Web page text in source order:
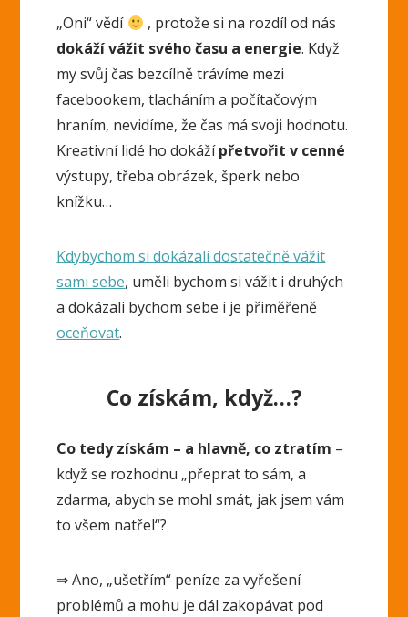
„Oni“ vědí
, protože si na rozdíl od nás
dokáží vážit svého času a energie. Když
my svůj čas bezcílně trávíme mezi
facebookem, tlacháním a počítačovým
hraním, nevidíme, že čas má svoji hodnotu.
Kreativní lidé ho dokážípřetvořit v cenné
výstupy, třeba obrázek, šperk nebo
knížku…
Kdybychom si dokázali dostatečně vážit
sami sebe, uměli bychom si vážit i druhých
a dokázali bychom sebe i je přiměřeně
oceňovat.
Co získám, když…?
Co tedy získám – a hlavně, co ztratím –
když se rozhodnu „přeprat to sám, a
zdarma, abych se mohl smát, jak jsem vám
to všem natřel“?
⇒ Ano, „ušetřím“ peníze za vyřešení
problémů a mohu je dál zakopávat pod